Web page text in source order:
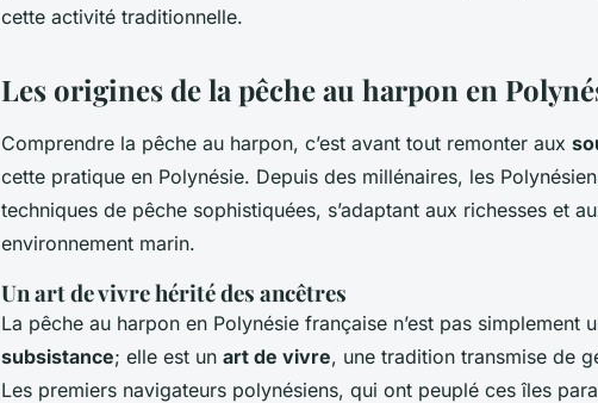
cette activité traditionnelle.
Les origines de la pêche au harpon en
Comprendre la pêche au harpon, c’est avant tout remonter aux
cette pratique en Polynésie. Depuis des millénaires, les
techniques de pêche sophistiquées, s’adaptant aux richesses et
environnement marin.
Un art de vivre hérité des ancêtres
La pêche au harpon en Polynésie française n’est pas simplement
subsistance; elle est un art de vivre, une tradition transmise de
Les premiers navigateurs polynésiens, qui ont peuplé ces îles